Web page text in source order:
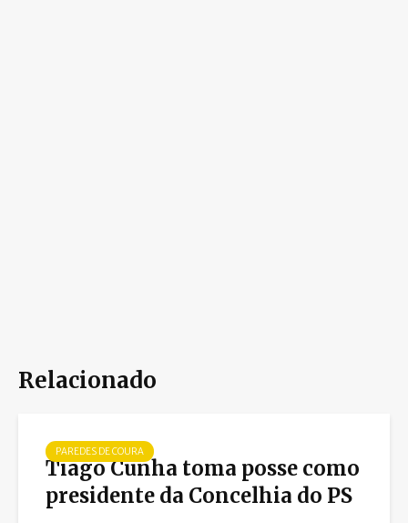
Relacionado
PAREDES DE COURA
Tiago Cunha toma posse como
presidente da Concelhia do PS